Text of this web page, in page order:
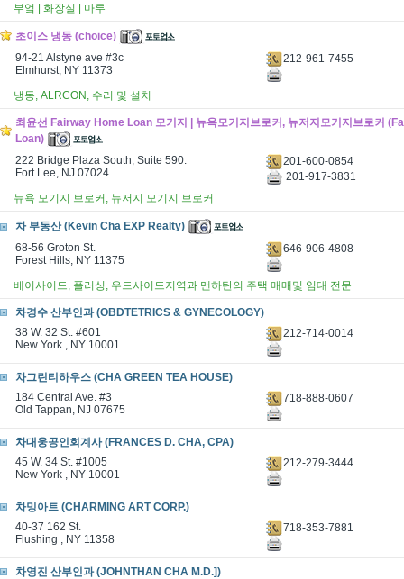
부엌 | 화장실 | 마루
초이스 냉동 (choice)
94-21 Alstyne ave #3c
Elmhurst, NY 11373
212-961-7455
냉동, ALRCON, 수리 및 설치
최윤선 Fairway Home Loan 모기지 | 뉴욕모기지브로커, 뉴저지모기지브로커
Loan)
222 Bridge Plaza South, Suite 590.
Fort Lee, NJ 07024 ​
201-600-0854
201-917-3831
뉴욕 모기지 브로커, 뉴저지 모기지 브로커
차 부동산 (Kevin Cha EXP Realty)
68-56 Groton St.
Forest Hills, NY 11375
646-906-4808
베이사이드, 플러싱, 우드사이드지역과 맨하탄의 주택 매매및 임대 전문
차경수 산부인과 (OBDTETRICS & GYNECOLOGY)
38 W. 32 St. #601
New York , NY 10001
212-714-0014
차그린티하우스 (CHA GREEN TEA HOUSE)
184 Central Ave. #3
Old Tappan, NJ 07675
718-888-0607
차대웅공인회계사 (FRANCES D. CHA, CPA)
45 W. 34 St. #1005
New York , NY 10001
212-279-3444
차밍아트 (CHARMING ART CORP.)
40-37 162 St.
Flushing , NY 11358
718-353-7881
차영진 산부인과 (JOHNTHAN CHA M.D.])